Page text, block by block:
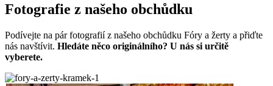
Fotografie z našeho obchůdku
Podívejte na pár fotografií z našeho obchůdku Fóry a žerty a přiďte
nás navštívit. Hledáte něco originálního? U nás si určitě
vyberete.